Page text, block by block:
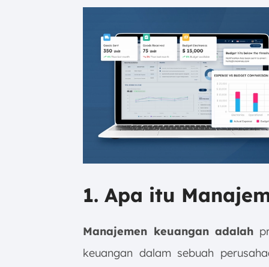
1. Apa itu
Manajemen keuangan adalah
keuangan dalam sebuah